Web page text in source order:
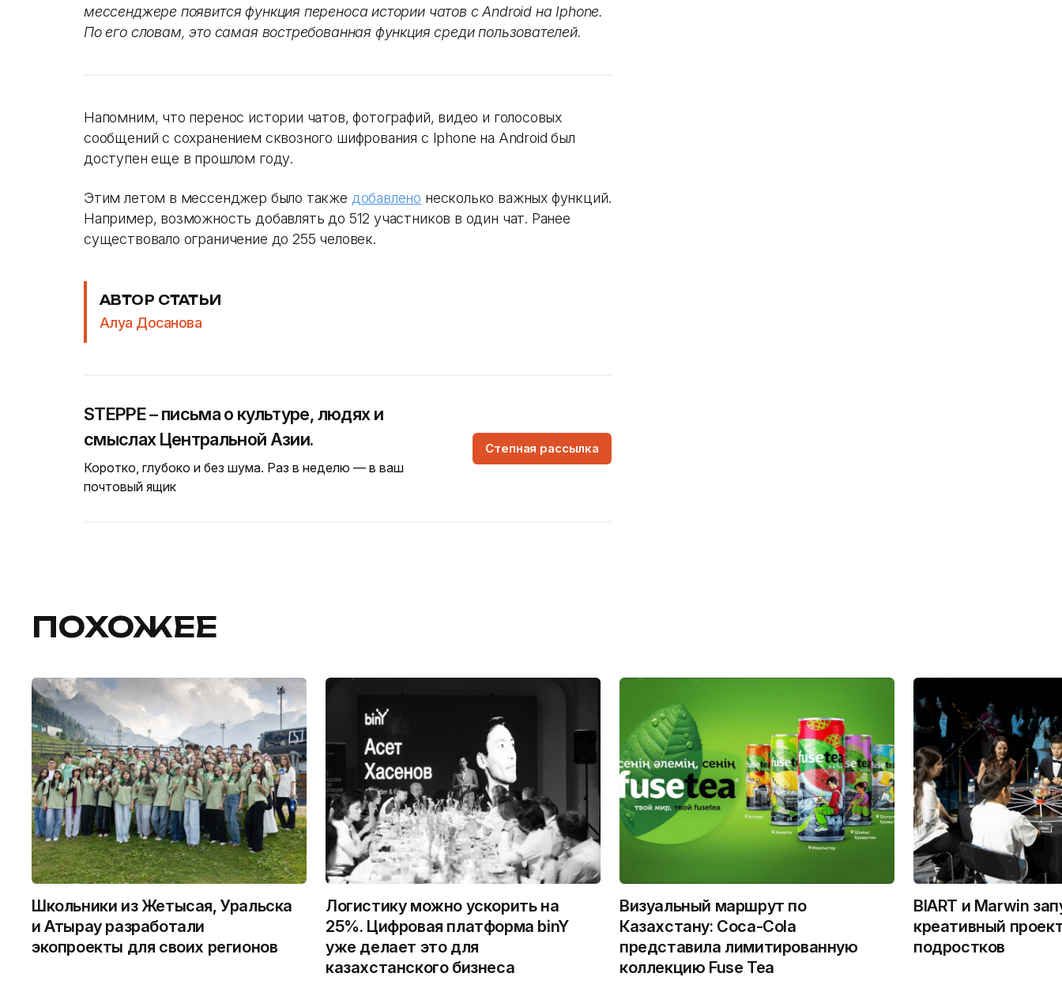
мессенджере появится функция переноса истории чатов с Android на Iphone.
По его словам, это самая востребованная функция среди пользователей.
Напомним, что перенос истории чатов, фотографий, видео и голосовых
сообщений с сохранением сквозного шифрования с Iphone на Android был
доступен еще в прошлом году.
Этим летом в мессенджер было также добавлено несколько важных функций.
Например, возможность добавлять до 512 участников в один чат. Ранее
существовало ограничение до 255 человек.
АВТОР СТАТЬИ
Алуа Досанова
STEPPE – письма о культуре, людях и
смыслах Центральной Азии.
Коротко, глубоко и без шума. Раз в неделю — в ваш
почтовый ящик
Степная рассылка
ПОХОЖЕЕ
Школьники из Жетысая, Уральска
и Атырау разработали
экопроекты для своих регионов
Логистику можно ускорить на
25%. Цифровая платформа binY
уже делает это для
казахстанского бизнеса
Визуальный маршрут по
Казахстану: Coca-Cola
представила лимитированную
коллекцию Fuse Tea
BIART и Marwin
креативный
подростков